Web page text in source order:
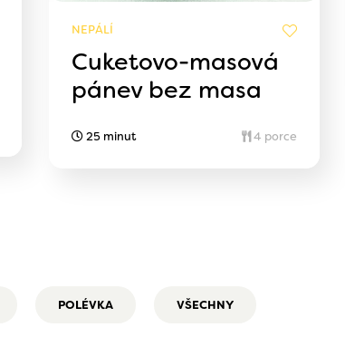
NEPÁLÍ
Cuketovo-masová
pánev bez masa
25 minut 4 porce
POLÉVKA VŠECHNY